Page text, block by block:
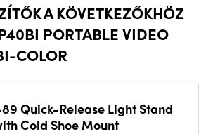
A KÖVETKEZŐKHÖZ
PORTABLE VIDEO
COLOR
Quick-Release Light Stand
Cold Shoe Mount